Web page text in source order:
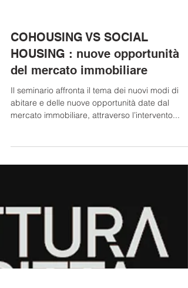
COHOUSING VS SOCIAL
HOUSING : nuove opportunità
del mercato immobiliare
Il seminario affronta il tema dei nuovi modi di
mercato immobiliare, attraverso l’intervento...